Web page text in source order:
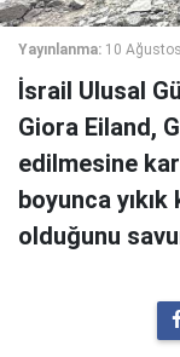
Yayınlanma: 10
İsrail Ulusal
Giora Eiland,
edilmesine
boyunca yıkık
olduğunu